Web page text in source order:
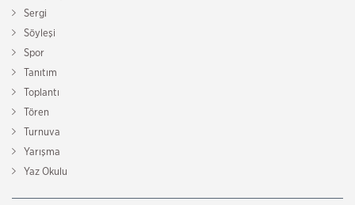
Sergi
Söyleşi
Spor
Tanıtım
Toplantı
Tören
Turnuva
Yarışma
Yaz Okulu